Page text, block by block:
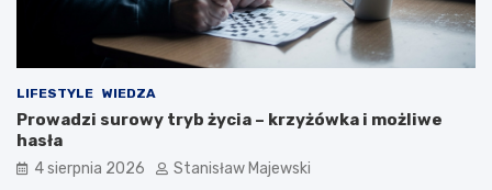
LIFESTYLE WIEDZA
Prowadzi surowy tryb życia – krzyżówka i możliwe
hasła
4 sierpnia 2026 Stanisław Majewski